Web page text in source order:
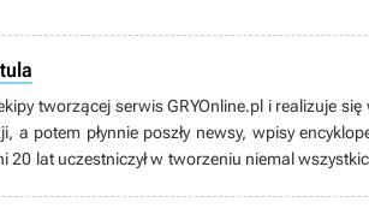
tworzącej serwis GRYOnline.pl i realizuje
a potem płynnie poszły newsy, wpisy
lat uczestniczył w tworzeniu niemal